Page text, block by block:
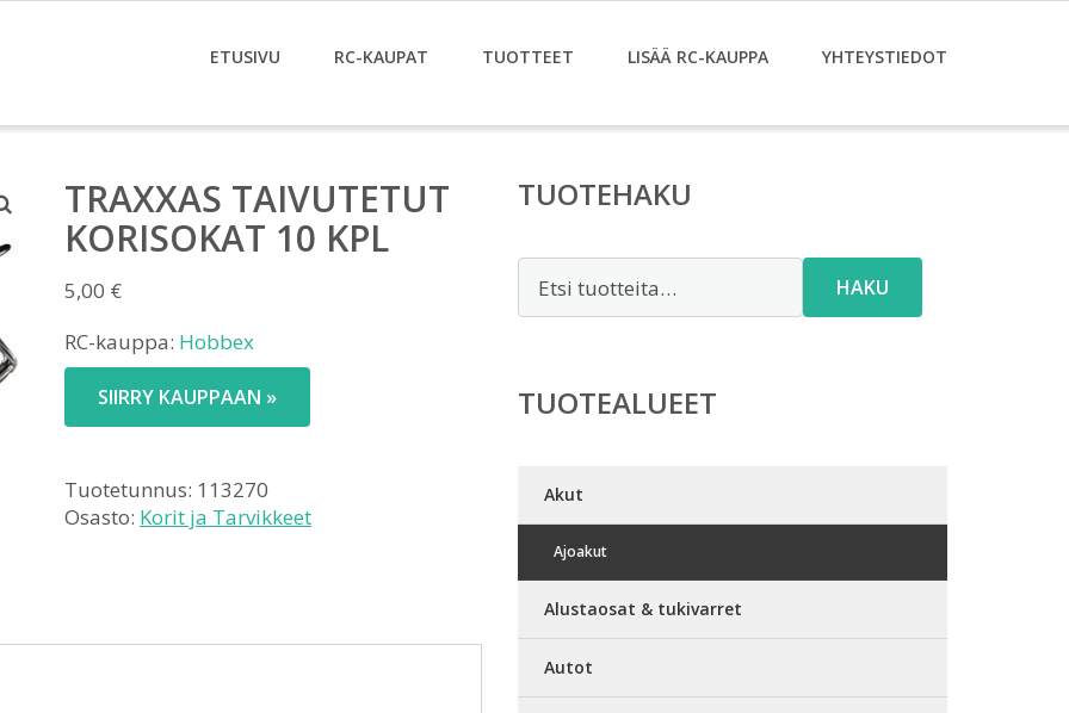
ETUSIVU RC-KAUPAT TUOTTEET LISÄÄ RC-KAUPPA YHTEYSTIEDOT
TRAXXAS TAIVUTETUT
KORISOKAT 10 KPL
5,00 €
RC-kauppa: Hobbex
SIIRRY KAUPPAAN »
Tuotetunnus: 113270
Osasto: Korit ja Tarvikkeet
TUOTEHAKU
HAKU
TUOTEALUEET
Akut
Ajoakut
Alustaosat & tukivarret
Autot